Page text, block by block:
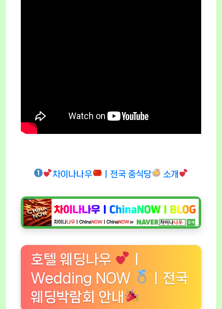
차이나나우 ㅣ전국 중식당 소개
호텔 웨딩나우
Wedding NOW
ㅣ전국
웨딩박람회 안내